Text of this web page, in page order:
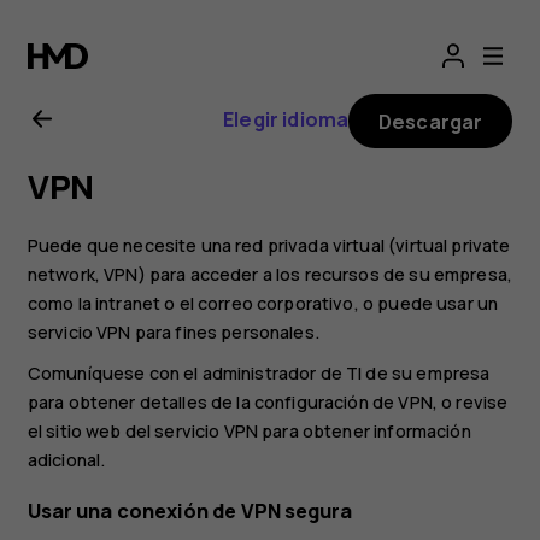
Manual
del
usuario
de
Nokia
G20
Elegir idioma Descargar
VPN
Puede que necesite una red privada virtual (virtual private
network, VPN) para acceder a los recursos de su empresa,
como la intranet o el correo corporativo, o puede usar un
servicio VPN para fines personales.
Comuníquese con el administrador de TI de su empresa
para obtener detalles de la configuración de VPN, o revise
el sitio web del servicio VPN para obtener información
adicional.
Usar una conexión de VPN segura